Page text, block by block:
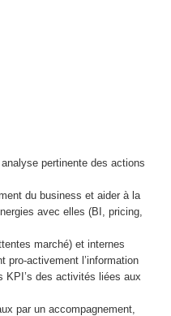
pertinente des actions
du business et aider à la
avec elles (BI, pricing,
marché) et internes
pro-activement l’information
KPI’s des activités liées aux
par un accompagnement,